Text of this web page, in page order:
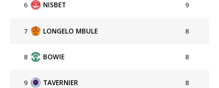
6 NISBET 9
7 LONGELO MBULE 8
8 BOWIE 8
9 TAVERNIER 8